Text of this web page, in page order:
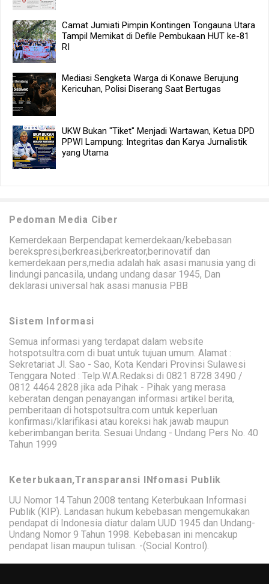
Camat Jumiati Pimpin Kontingen Tongauna Utara
Tampil Memikat di Defile Pembukaan HUT ke-81
RI
Mediasi Sengketa Warga di Konawe Berujung
Kericuhan, Polisi Diserang Saat Bertugas
UKW Bukan "Tiket" Menjadi Wartawan, Ketua DPD
PPWI Lampung: Integritas dan Karya Jurnalistik
yang Utama
Pedoman Media Ciber
Kemerdekaan Berpendapat kemerdekaan/kebebasan
berekspresi,berkreasi,berkreator,berinovatif dan
kemerdekaan pers,media adalah hak asasi manusia yang di
lindungi pancasila, undang undang dasar 1945, Dan
deklarasi universal hak asasi manusia PBB
Sistem Informasi
Semua informasi yang terdapat dalam website
hotspotsultra.com di buat untuk tujuan umum. Alamat :
Sekretariat Jl. Sao - Sao, Kota Kendari Provinsi Sulawesi
Tenggara Noted : Telp.W.A.Redaksi di 0821 8728 3490 /
0812 4464 2828 jika ada Pihak - Pihak yang merasa
keberatan dengan penayangan informasi artikel berita,
pemberitaan di hotspotsultra.com untuk keperluan
konfirmasi/klarifikasi atau koreksi hak jawab maupun
keberimbangan berita. Sesuai Undang - Undang Pers No. 40
Tahun 1999
Keterbukaan,Transparansi INfomasi Publik
UU Nomor 14 Tahun 2008 tentang Keterbukaan Informasi
Publik (KIP). Landasan hukum kebebasan mengemukakan
pendapat di Indonesia diatur dalam UUD 1945 dan Undang-
Undang Nomor 9 Tahun 1998. Kebebasan ini mencakup
pendapat lisan maupun tulisan. -(Social Kontrol).